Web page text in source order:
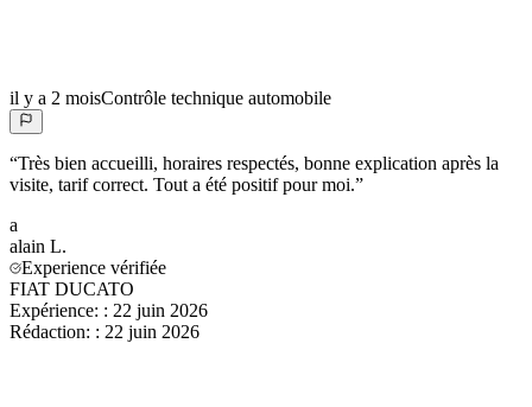
il y a 2 moisContrôle technique automobile
“Très bien accueilli, horaires respectés, bonne explication après la
visite, tarif correct. Tout a été positif pour moi.”
a
alain L.
Experience vérifiée
FIAT DUCATO
Expérience: : 22 juin 2026
Rédaction: : 22 juin 2026